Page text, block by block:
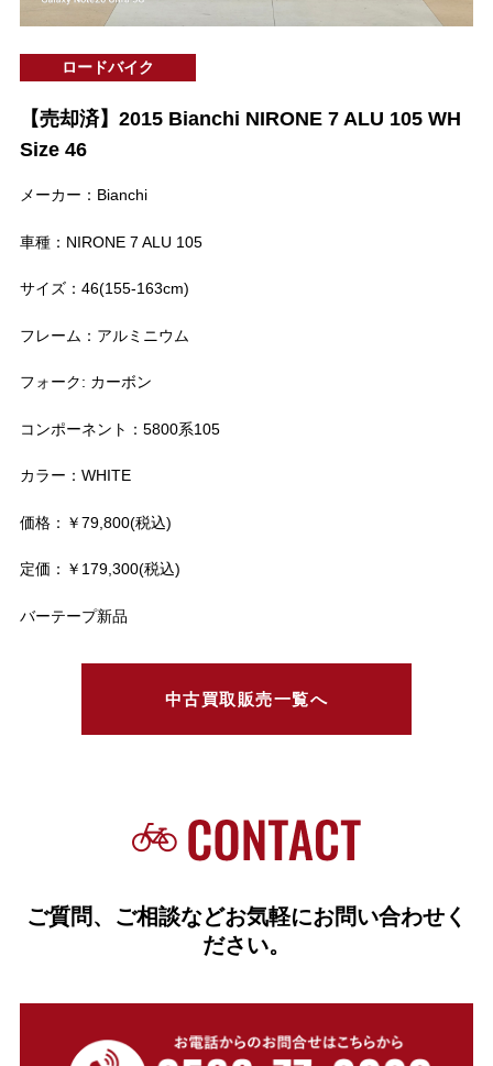
ロードバイク
【売却済】2015 Bianchi NIRONE 7 ALU 105 WH
Size 46
メーカー：Bianchi
車種：NIRONE 7 ALU 105
サイズ：46(155-163cm)
フレーム：アルミニウム
フォーク: カーボン
コンポーネント：5800系105
カラー：WHITE
価格：￥79,800(税込)
定価：￥179,300(税込)
バーテープ新品
中古買取販売一覧へ
ご質問、ご相談などお気軽にお問い合わせく
ださい。